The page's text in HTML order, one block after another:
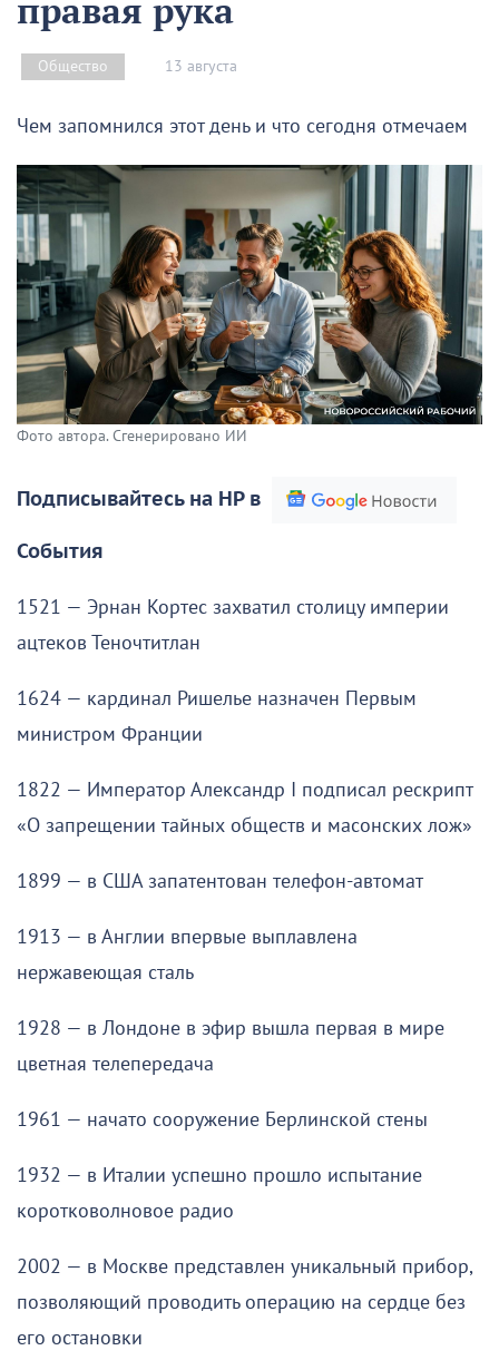
правая рука
Общество 13 августа
Чем запомнился этот день и что сегодня отмечаем
Фото автора. Сгенерировано ИИ
Подписывайтесь на НР в
События
1521 — Эрнан Кортес захватил столицу империи
ацтеков Теночтитлан
1624 — кардинал Ришелье назначен Первым
министром Франции
1822 — Император Александр I подписал рескрипт
«О запрещении тайных обществ и масонских лож»
1899 — в США запатентован телефон-автомат
1913 — в Англии впервые выплавлена
нержавеющая сталь
1928 — в Лондоне в эфир вышла первая в мире
цветная телепередача
1961 — начато сооружение Берлинской стены
1932 — в Италии успешно прошло испытание
коротковолновое радио
2002 — в Москве представлен уникальный прибор,
позволяющий проводить операцию на сердце без
его остановки